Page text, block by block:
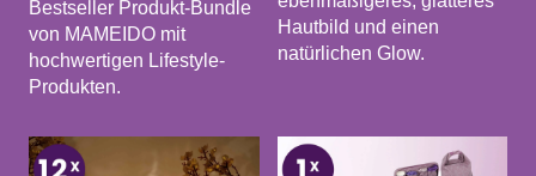
Bestseller Produkt-Bundle
von MAMEIDO mit
hochwertigen Lifestyle-
Produkten.
Hautbild und einen
natürlichen Glow.